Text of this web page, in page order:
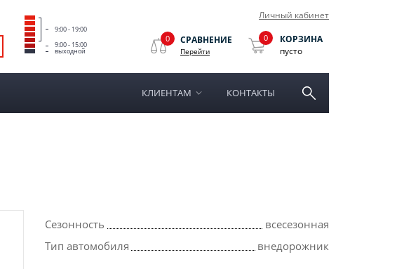
Личный кабинет
9:00 - 19:00
9:00 - 15:00
выходной
0 СРАВНЕНИЕ
Перейти
0
КОРЗИНА
пусто
КЛИЕНТАМ КОНТАКТЫ
Сезонность
всесезонная
Тип автомобиля
внедорожник